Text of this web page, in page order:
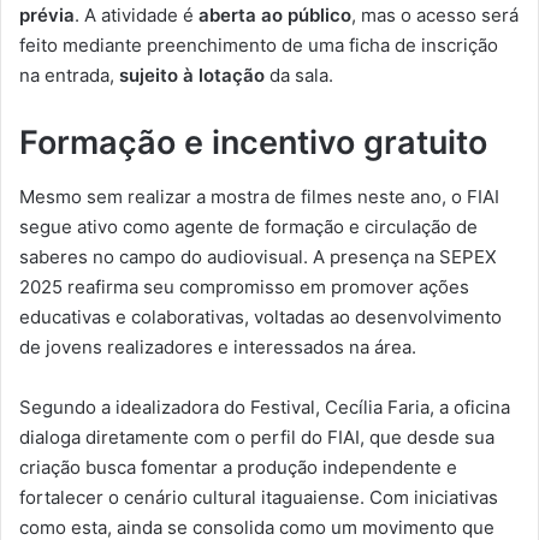
prévia. A atividade é aberta ao público, mas o acesso será
feito mediante preenchimento de uma ficha de inscrição
na entrada, sujeito à lotação da sala.
Formação e incentivo gratuito
Mesmo sem realizar a mostra de filmes neste ano, o FIAI
segue ativo como agente de formação e circulação de
saberes no campo do audiovisual. A presença na SEPEX
2025 reafirma seu compromisso em promover ações
educativas e colaborativas, voltadas ao desenvolvimento
de jovens realizadores e interessados na área.
Segundo a idealizadora do Festival, Cecília Faria, a oficina
dialoga diretamente com o perfil do FIAI, que desde sua
criação busca fomentar a produção independente e
fortalecer o cenário cultural itaguaiense. Com iniciativas
como esta, ainda se consolida como um movimento que